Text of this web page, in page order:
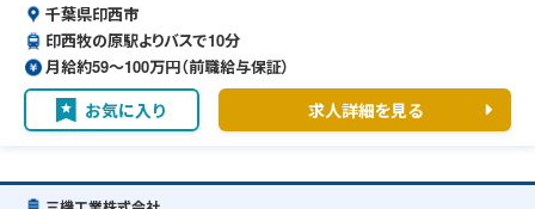
千葉県印西市
印西牧の原駅よりバスで10分
月給約59〜100万円（前職給与保証）
お気に入り 求人詳細を見る